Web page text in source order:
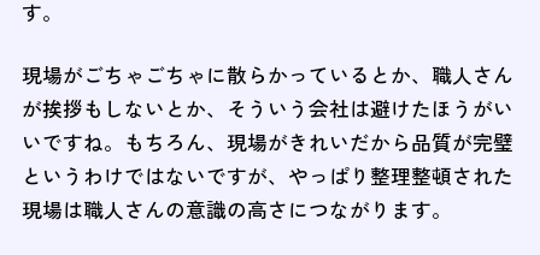
す。
現場がごちゃごちゃに散らかっているとか、職人さん
が挨拶もしないとか、そういう会社は避けたほうがい
いですね。もちろん、現場がきれいだから品質が完璧
というわけではないですが、やっぱり整理整頓された
現場は職人さんの意識の高さにつながります。